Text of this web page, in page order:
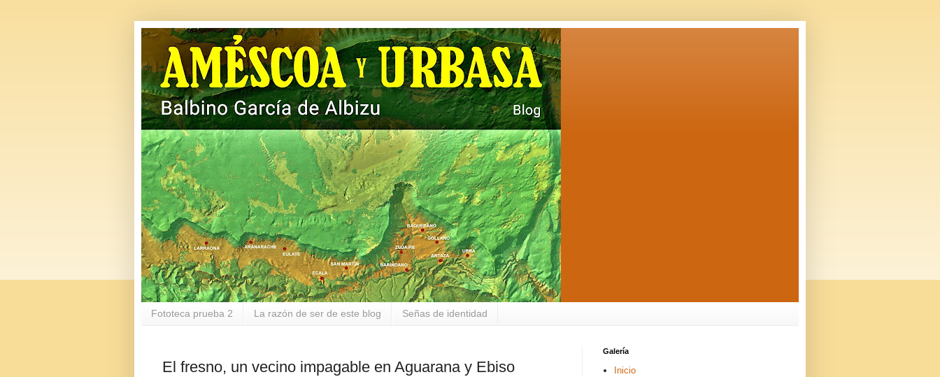
Fototeca prueba 2 La razón de ser de este blog Señas de identidad
El fresno, un vecino impagable en Aguarana y Ebiso
Galería
Inicio